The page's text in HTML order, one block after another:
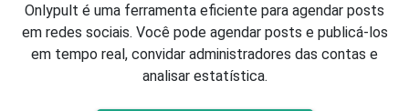
Onlypult é uma ferramenta eficiente para agendar posts
em redes sociais. Você pode agendar posts e publicá-los
em tempo real, convidar administradores das contas e
analisar estatística.